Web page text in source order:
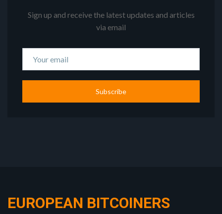
Sign up and receive the latest updates and articles
via email
Subscribe
EUROPEAN BITCOINERS